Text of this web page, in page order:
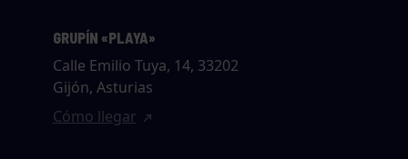
GRUPÍN «PLAYA»
Calle Emilio Tuya, 14, 33202
Gijón, Asturias
Cómo llegar